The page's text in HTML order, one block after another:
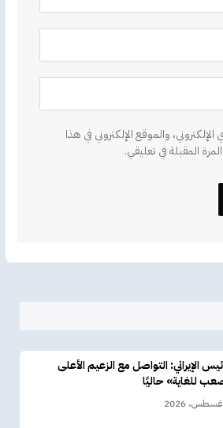
والموقع الإلكتروني في هذا
المقبلة في تعليقي.
الإيراني: التواصل مع الزعيم الأعلى
للغاية» حاليًا